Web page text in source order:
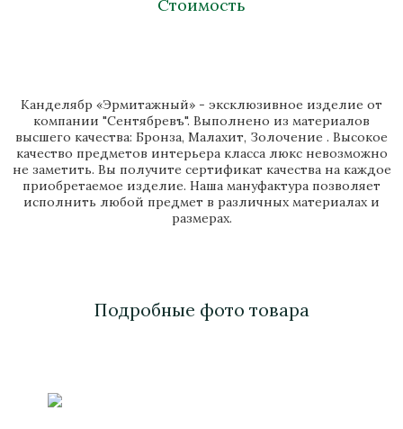
Стоимость
Канделябр «Эрмитажный» - эксклюзивное изделие от
компании "Сентябревъ". Выполнено из материалов
высшего качества: Бронза, Малахит, Золочение . Высокое
качество предметов интерьера класса люкс невозможно
не заметить. Вы получите сертификат качества на каждое
приобретаемое изделие. Наша мануфактура позволяет
исполнить любой предмет в различных материалах и
размерах.
Подробные фото товара